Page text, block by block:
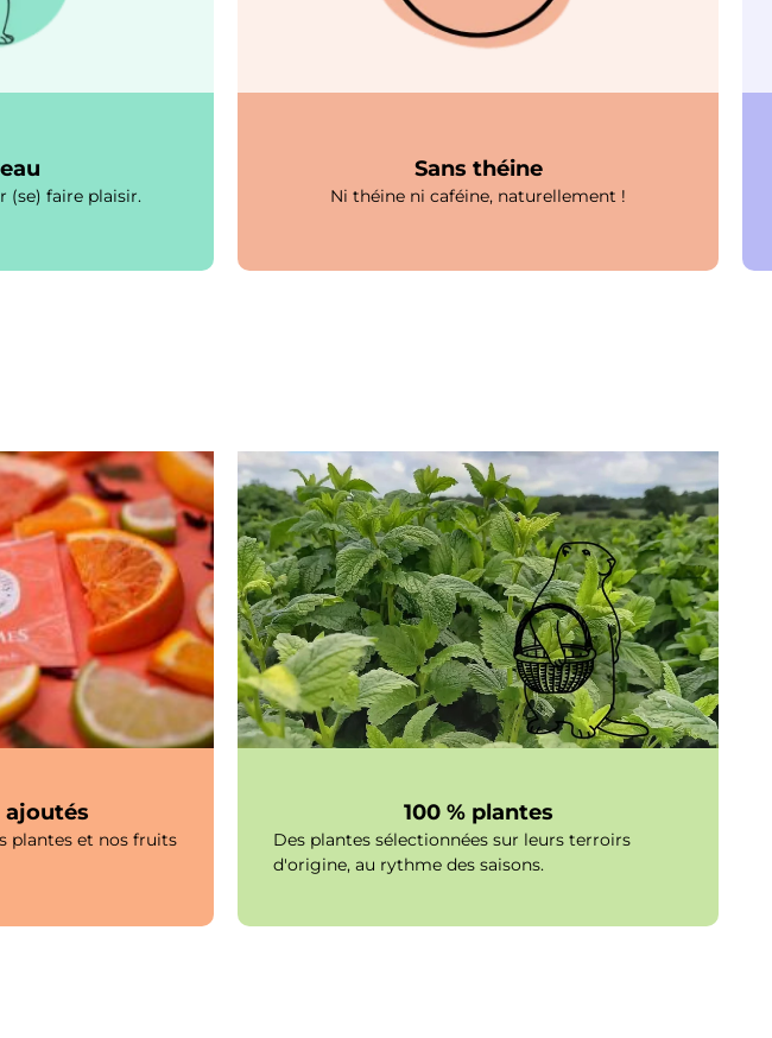
(se) faire plaisir.
Sans théine
Ni théine ni caféine, naturellement !
ajoutés
plantes et nos fruits
100 % plantes
Des plantes sélectionnées sur leurs terroirs
d'origine, au rythme des saisons.